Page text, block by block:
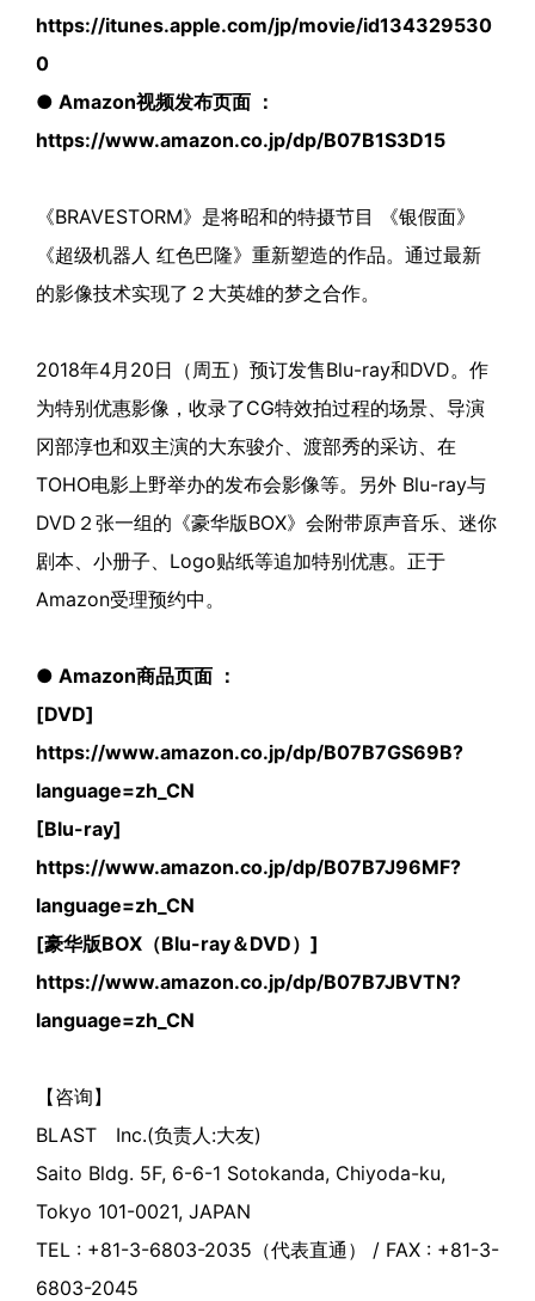
https://itunes.apple.com/jp/movie/id134329530
0
● Amazon视频发布页面 ：
https://www.amazon.co.jp/dp/B07B1S3D15
《BRAVESTORM》是将昭和的特摄节目 《银假面》
《超级机器人 红色巴隆》重新塑造的作品。通过最新
的影像技术实现了２大英雄的梦之合作。
2018年4月20日（周五）预订发售Blu-ray和DVD。作
为特别优惠影像，收录了CG特效拍过程的场景、导演
冈部淳也和双主演的大东骏介、渡部秀的采访、在
TOHO电影上野举办的发布会影像等。另外 Blu-ray与
DVD２张一组的《豪华版BOX》会附带原声音乐、迷你
剧本、小册子、Logo贴纸等追加特别优惠。正于
Amazon受理预约中。
● Amazon商品页面 ：
[DVD]
https://www.amazon.co.jp/dp/B07B7GS69B?
language=zh_CN
[Blu-ray]
https://www.amazon.co.jp/dp/B07B7J96MF?
language=zh_CN
[豪华版BOX（Blu-ray＆DVD）]
https://www.amazon.co.jp/dp/B07B7JBVTN?
language=zh_CN
【咨询】
BLAST Inc.(负责人:大友)
Saito Bldg. 5F, 6-6-1 Sotokanda, Chiyoda-ku,
Tokyo 101-0021, JAPAN
TEL : +81-3-6803-2035（代表直通） / FAX : +81-3-
6803-2045